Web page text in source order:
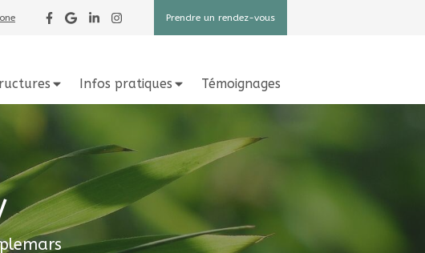
Prendre un rendez-vous
Infos pratiques Témoignages